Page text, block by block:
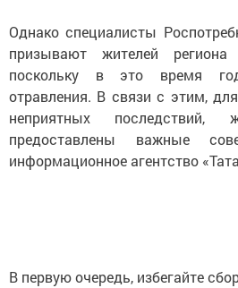
Однако специалисты
призывают жителей
поскольку в это время
отравления. В связи с этим,
неприятных последствий,
предоставлены важные
информационное агентство
В первую очередь, избегайте